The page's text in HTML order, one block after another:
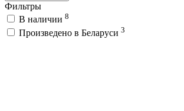
Фильтры
В наличии 8
Произведено в Беларуси 3